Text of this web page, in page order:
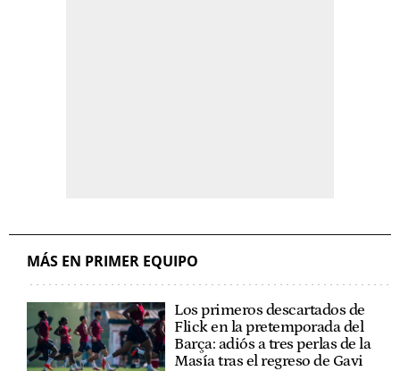
MÁS EN PRIMER EQUIPO
Los primeros descartados de
Flick en la pretemporada del
Barça: adiós a tres perlas de la
Masía tras el regreso de Gavi